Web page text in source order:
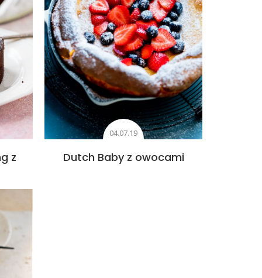
z
04.07.19
Dutch Baby z owocami